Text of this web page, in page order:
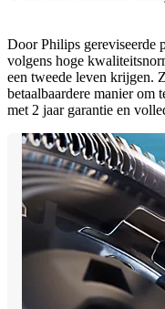
Door Philips gereviseerde
volgens hoge
een tweede leven krijgen.
betaalbaardere manier om
met 2 jaar garantie en